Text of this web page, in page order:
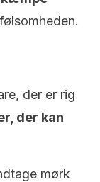
der er rig
der kan
mørk